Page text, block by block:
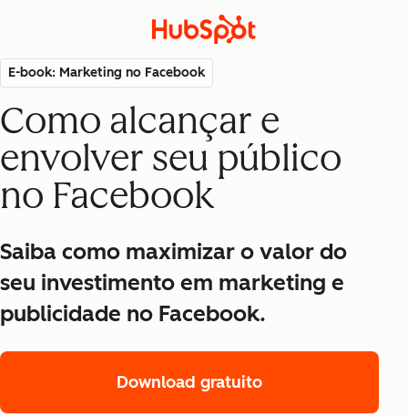
E-book: Marketing no Facebook
Como alcançar e
envolver seu público
no Facebook
Saiba como maximizar o valor do
seu investimento em marketing e
publicidade no Facebook.
Download gratuito